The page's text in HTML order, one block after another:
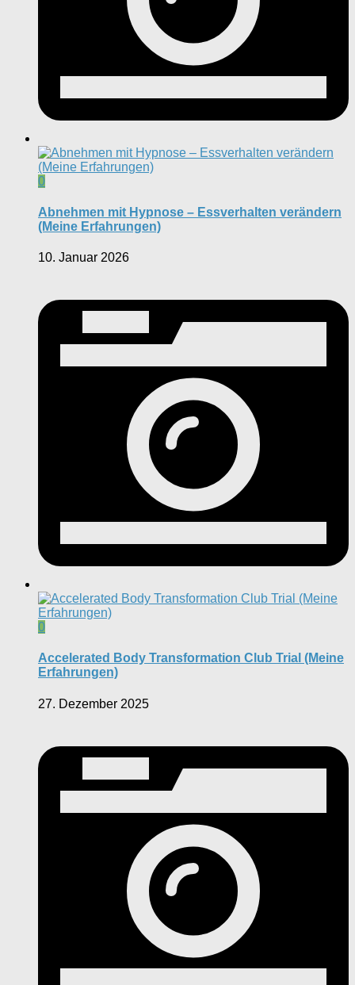
0
Abnehmen mit Hypnose – Essverhalten verändern
(Meine Erfahrungen)
10. Januar 2026
0
Accelerated Body Transformation Club Trial (Meine
Erfahrungen)
27. Dezember 2025